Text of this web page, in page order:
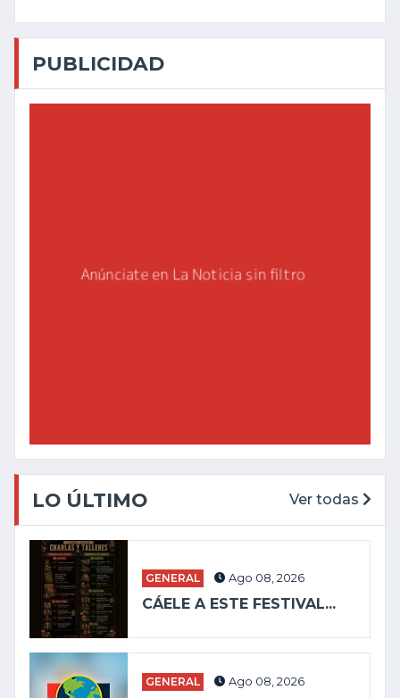
PUBLICIDAD
LO ÚLTIMO Ver todas
GENERAL Ago 08, 2026
CÁELE A ESTE FESTIVAL...
GENERAL Ago 08, 2026